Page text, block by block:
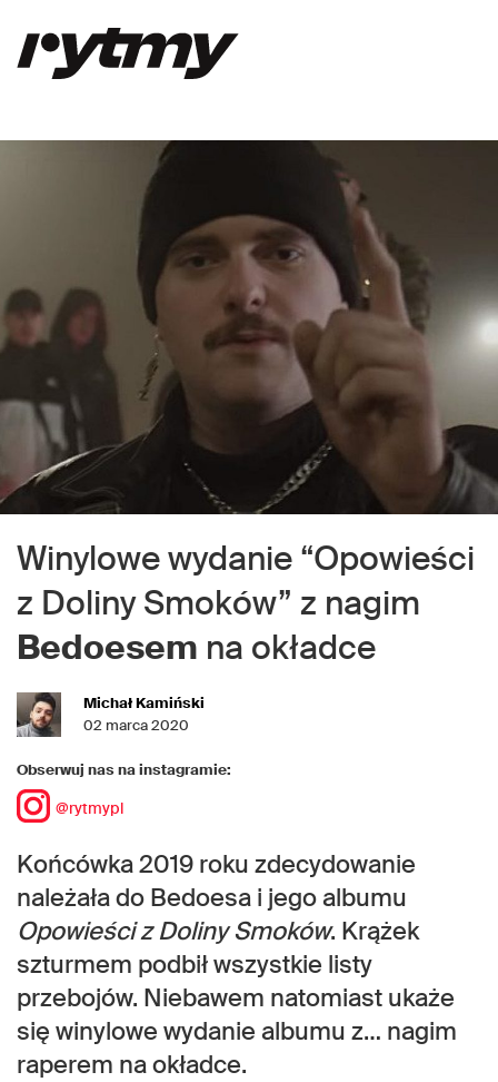
Winylowe wydanie “Opowieści
z Doliny Smoków” z nagim
Bedoesem na okładce
Michał Kamiński
02 marca 2020
Obserwuj nas na instagramie:
@rytmypl
Końcówka 2019 roku zdecydowanie
należała do Bedoesa i jego albumu
Opowieści z Doliny Smoków. Krążek
szturmem podbił wszystkie listy
przebojów. Niebawem natomiast ukaże
się winylowe wydanie albumu z… nagim
raperem na okładce.